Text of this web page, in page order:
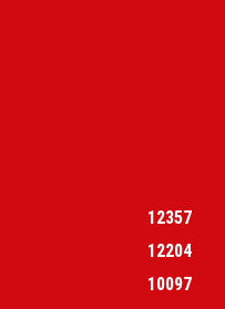
12357
12204
10097